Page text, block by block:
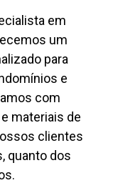
em
um
para
e
com
materiais de
clientes
quanto dos